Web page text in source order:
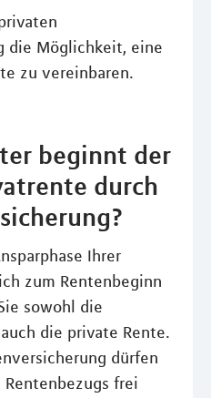
die Möglichkeit, eine
zu vereinbaren.
beginnt der
durch
Ihrer
zum Rentenbeginn
sowohl die
die private Rente.
dürfen
frei